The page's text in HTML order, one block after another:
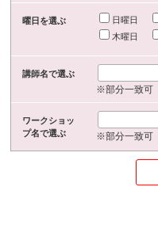
曜日を選ぶ 日曜日
木曜日
講師名で選ぶ
※部分一致可
ワークショッ
プ名で選ぶ
※部分一致可